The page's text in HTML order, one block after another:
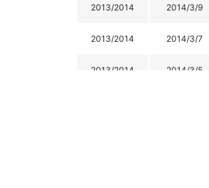
2013/2014 2014/3/9
2013/2014 2014/3/7
2013/2014 2014/3/5